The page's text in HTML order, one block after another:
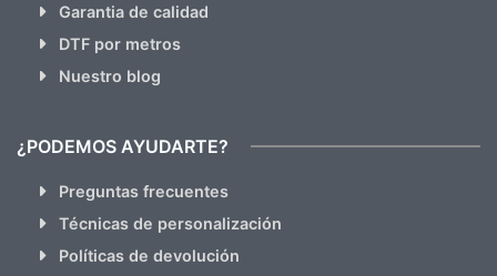
Garantia de calidad
DTF por metros
Nuestro blog
¿PODEMOS AYUDARTE?
Preguntas frecuentes
Técnicas de personalización
Políticas de devolución